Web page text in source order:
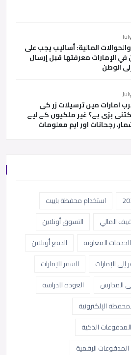
والحوالات المالية: أساليب يجب على
في الإمارات معرفتها قبل إرسال
الوطن
امارات میں ترسیلات زر کی
بڑی ہے؟ غیر ملکیوں کے لیے
رجحانات اور اہم معلومات
استخدام محفظة باييت
المالي
التسوق أونلاين
الخدمات المعاونة
الدفع أونلاين
إلى الإمارات
السفر للإمارات
المدارس
العودة للدراسة
الإلكترونية
المدفوعات الذكية
المدفوعات الرقمية